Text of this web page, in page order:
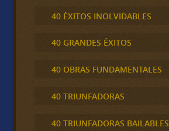
40 ÉXITOS INOLVIDABLES
40 GRANDES ÉXITOS
40 OBRAS FUNDAMENTALES
40 TRIUNFADORAS
40 TRIUNFADORAS BAILABLES